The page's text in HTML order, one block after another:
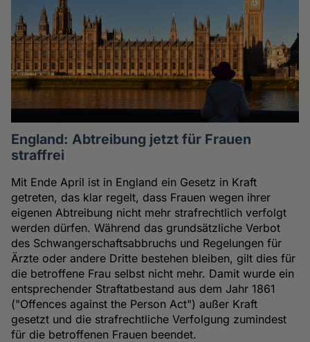
England: Abtreibung jetzt für Frauen
straffrei
Mit Ende April ist in England ein Gesetz in Kraft
getreten, das klar regelt, dass Frauen wegen ihrer
eigenen Abtreibung nicht mehr strafrechtlich verfolgt
werden dürfen. Während das grundsätzliche Verbot
des Schwangerschaftsabbruchs und Regelungen für
Ärzte oder andere Dritte bestehen bleiben, gilt dies für
die betroffene Frau selbst nicht mehr. Damit wurde ein
entsprechender Straftatbestand aus dem Jahr 1861
("Offences against the Person Act") außer Kraft
gesetzt und die strafrechtliche Verfolgung zumindest
für die betroffenen Frauen beendet.